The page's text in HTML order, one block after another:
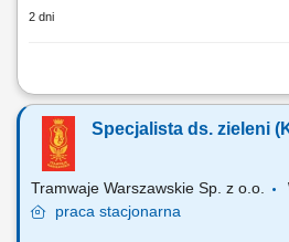
2 dni
aktywne pozyskiwanie nowych klientów
partnerów handlowych, utrzymywanie
oraz zapewnianie im wsparcia,
przygotowywanie ofert dopasowanych do
z działem serwisowym w zakresie...
Specjalista ds. zieleni​​
Tramwaje Warszawskie Sp. z o.o.
praca stacjonarna